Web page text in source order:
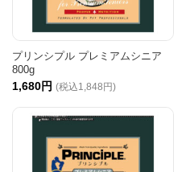
プリンシプル プレミアムシニア
800g
1,680円 (税込1,848円)